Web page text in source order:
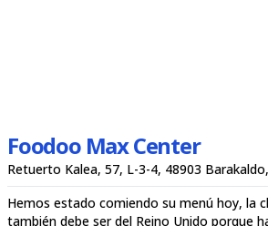
Foodoo Max Center
Retuerto Kalea, 57, L-3-4, 48903
Hemos estado comiendo su menú hoy, la
también debe ser del Reino Unido porque